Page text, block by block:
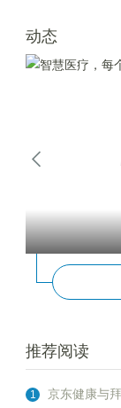
动态
推荐阅读
1
京东健康与